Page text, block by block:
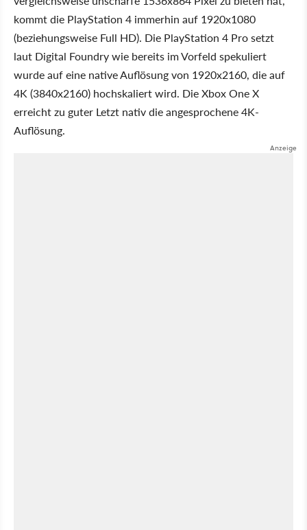
kommt die PlayStation 4 immerhin auf 1920x1080
(beziehungsweise Full HD). Die PlayStation 4 Pro setzt
laut Digital Foundry wie bereits im Vorfeld spekuliert
wurde auf eine native Auflösung von 1920x2160, die auf
4K (3840x2160) hochskaliert wird. Die Xbox One X
erreicht zu guter Letzt nativ die angesprochene 4K-
Auflösung.